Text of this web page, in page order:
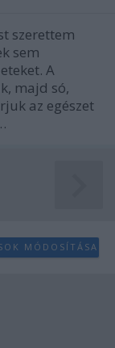
szerettem
sem
A
majd só,
az egészet
MÓDOSÍTÁSA